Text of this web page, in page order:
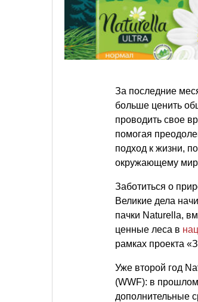
За последние
больше ценить
проводить свое
помогая
подход к жизни,
окружающему
Заботиться о
Великие дела
пачки Naturella,
ценные леса в
рамках проекта
Уже второй год
(WWF): в
дополнительные